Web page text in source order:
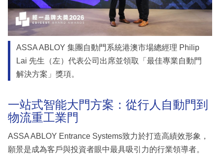
ASSA ABLOY 集團自動門系統港澳市場總經理 Philip
Lai 先生（左）代表公司出席並領取「最佳專業自動門
解決方案」獎項。
一站式智能大門方案：從行人自動門到
物流重工業門
ASSA ABLOY Entrance Systems致力於打造高績效形象，
願景是成為客戶與投資者眼中最具吸引力的行業領導者。